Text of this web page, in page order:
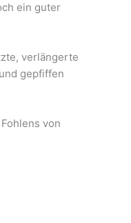
ein guter
verlängerte
gepfiffen
von